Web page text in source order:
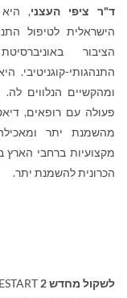
ד"ר ציפי העצני, היא
הישראלית לטיפול
הציבור
התנהגותי-
ומהקשיים הנלווים
פעולה עם רופאים,
מהשמנת יתר
מקצועיות ברחבי הארץ
הכרונית להשמנת יתר.
לשקול מחדש 2